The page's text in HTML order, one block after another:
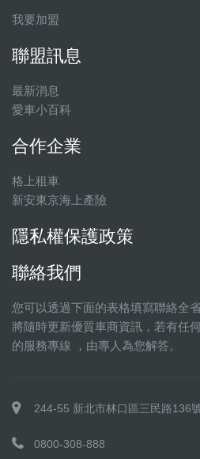
我要加盟
聯盟訊息
最新消息
愛車小百科
合作企業
格上租車
新安東京海上產險
隱私權保護政策
聯絡我們
您可以透過下面的表格填寫聯絡全
將隨時更新優質車商資訊，若有任
的服務專線 ，由專人為您解答。
244-55 新北市林口區三民路136
0800-308-888